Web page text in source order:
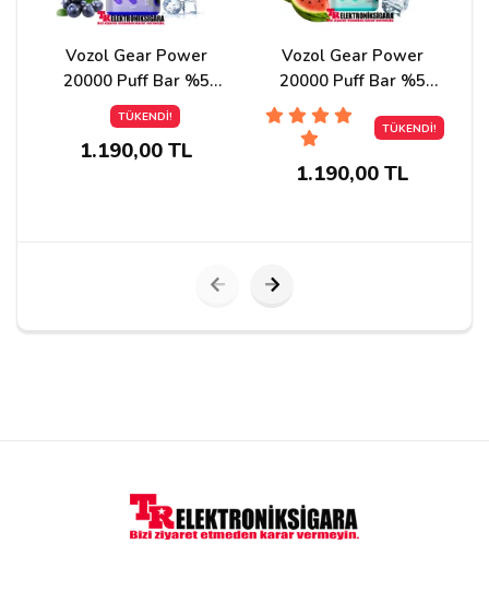
Vozol Gear Power
20000 Puff Bar %5
Nikotin Blue Razz İce
TÜKENDİ!
1.190,00 TL
Vozol Gear Power
20000 Puff Bar %5
Nikotin Watermelon İce
TÜKENDİ!
1.190,00 TL